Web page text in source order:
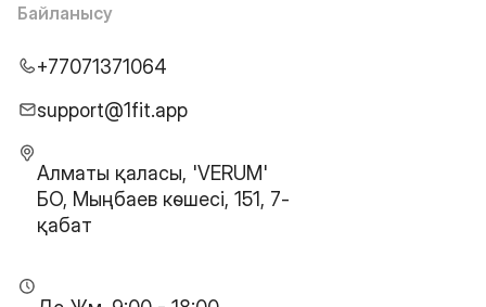
Байланысу
+77071371064
support@1fit.app
Алматы қаласы, 'VERUM'
БО, Мыңбаев көшесі, 151, 7-
қабат